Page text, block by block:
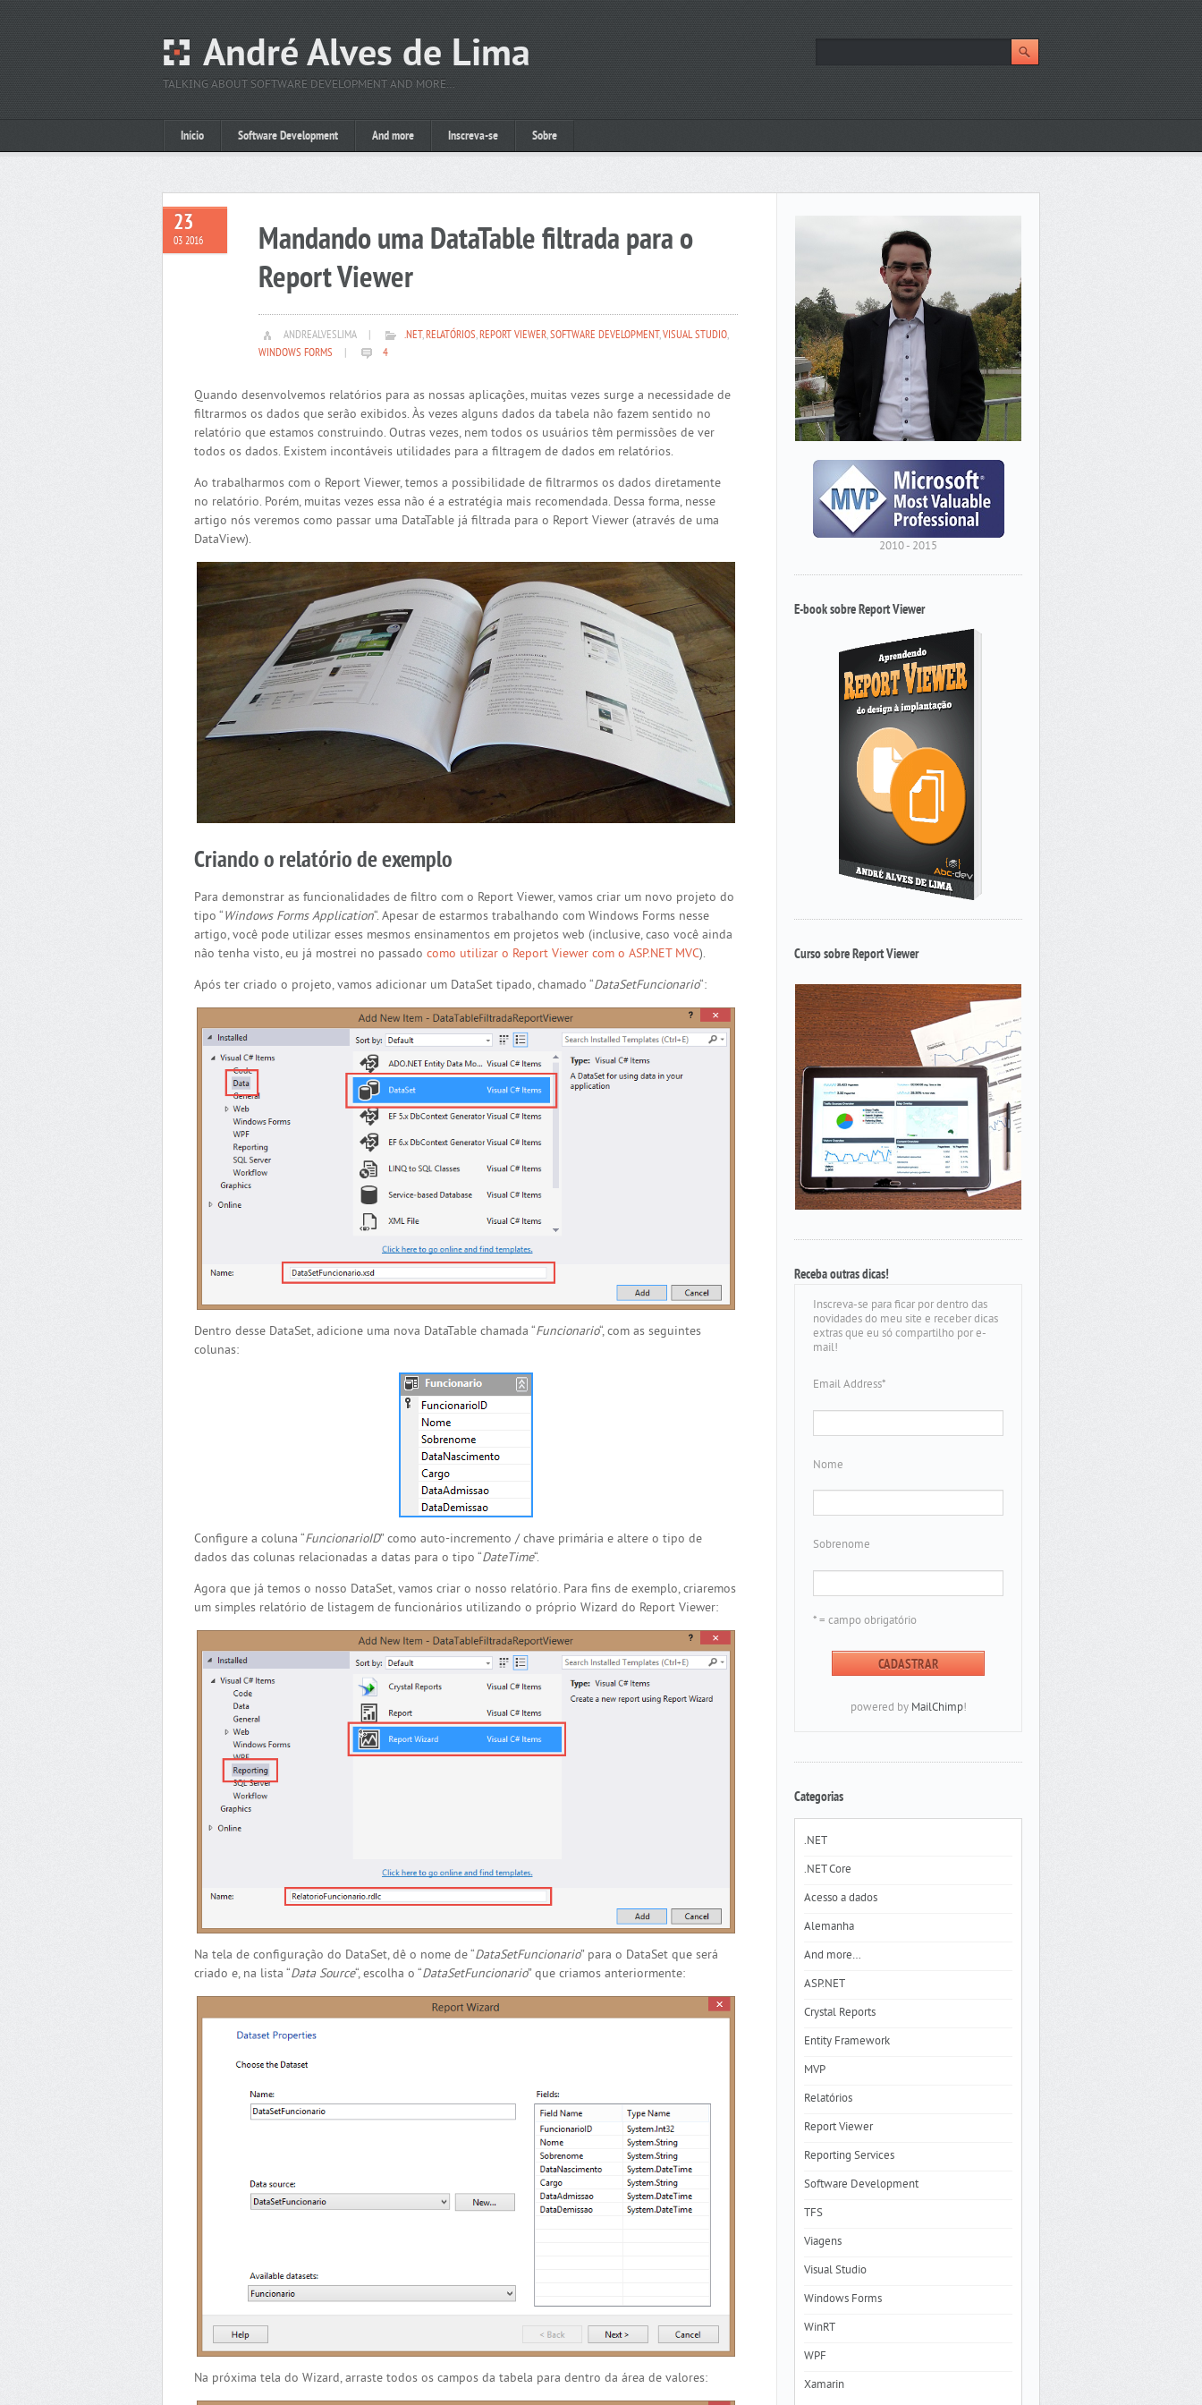
André Alves de Lima
TALKING ABOUT SOFTWARE DEVELOPMENT AND MORE…
Início Software Development And more Inscreva-se Sobre
23
03 2016
Mandando uma DataTable filtrada para o
Report Viewer
ANDREALVESLIMA .NET,RELATÓRIOS,REPORT VIEWER,SOFTWARE DEVELOPMENT,VISUAL STUDIO,
WINDOWS FORMS
4
Quando desenvolvemos relatórios para as nossas aplicações, muitas vezes surge a necessidade de
filtrarmos os dados que serão exibidos. Às vezes alguns dados da tabela não fazem sentido no
relatório que estamos construindo. Outras vezes, nem todos os usuários têm permissões de ver
todos os dados. Existem incontáveis utilidades para a filtragem de dados em relatórios.
Ao trabalharmos com o Report Viewer, temos a possibilidade de filtrarmos os dados diretamente
no relatório. Porém, muitas vezes essa não é a estratégia mais recomendada. Dessa forma, nesse
artigo nós veremos como passar uma DataTable já filtrada para o Report Viewer (através de uma
DataView).
Criando o relatório de exemplo
Para demonstrar as funcionalidades de filtro com o Report Viewer, vamos criar um novo projeto do
tipo “Windows Forms Application“. Apesar de estarmos trabalhando com Windows Forms nesse
artigo, você pode utilizar esses mesmos ensinamentos em projetos web (inclusive, caso você ainda
não tenha visto, eu já mostrei no passado como utilizar o Report Viewer com o ASP.NET MVC).
Após ter criado o projeto, vamos adicionar um DataSet tipado, chamado “DataSetFuncionario“:
Dentro desse DataSet, adicione uma nova DataTable chamada “Funcionario“, com as seguintes
colunas:
Configure a coluna “FuncionarioID” como auto-incremento / chave primária e altere o tipo de
dados das colunas relacionadas a datas para o tipo “DateTime“.
Agora que já temos o nosso DataSet, vamos criar o nosso relatório. Para fins de exemplo, criaremos
um simples relatório de listagem de funcionários utilizando o próprio Wizard do Report Viewer:
Na tela de configuração do DataSet, dê o nome de “DataSetFuncionario” para o DataSet que será
criado e, na lista “Data Source“, escolha o “DataSetFuncionario” que criamos anteriormente:
Na próxima tela do Wizard, arraste todos os campos da tabela para dentro da área de valores:
2010 - 2015
E-book sobre Report Viewer
Curso sobre Report Viewer
Receba outras dicas!
Inscreva-se para ficar por dentro das
novidades do meu site e receber dicas
extras que eu só compartilho por e-
mail!
Email Address*
Nome
Sobrenome
* = campo obrigatório
powered by MailChimp!
Categorias
.NET
.NET Core
Acesso a dados
Alemanha
And more…
ASP.NET
Crystal Reports
Entity Framework
MVP
Relatórios
Report Viewer
Reporting Services
Software Development
TFS
Viagens
Visual Studio
Windows Forms
WinRT
WPF
Xamarin